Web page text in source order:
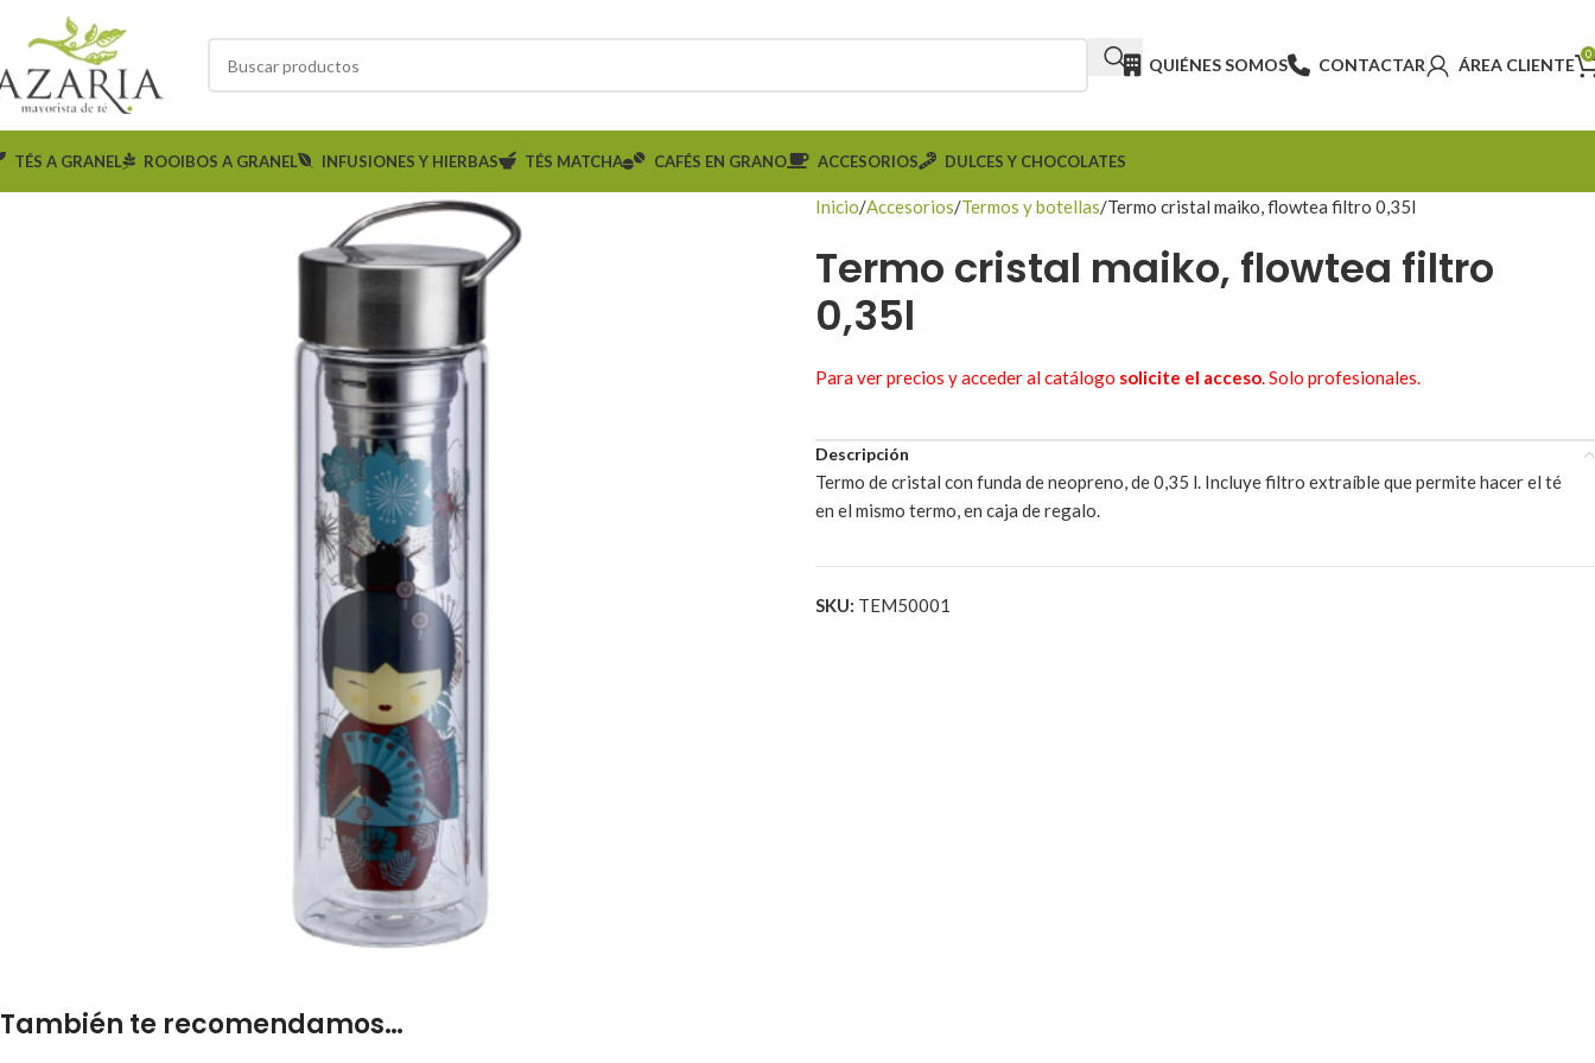
QUIÉNES SOMOS CONTACTAR ÁREA CLIENTE
0
TÉS A GRANEL ROOIBOS A GRANEL INFUSIONES Y HIERBAS TÉS MATCHA CAFÉS EN GRANO ACCESORIOS DULCES Y CHOCOLATES
Inicio Accesorios Termos y botellas Termo cristal maiko, flowtea filtro 0,35l
Termo cristal maiko, flowtea filtro
0,35l
Para ver precios y acceder al catálogo solicite el acceso. Solo profesionales.
Descripción
Termo de cristal con funda de neopreno, de 0,35 l. Incluye filtro extraíble que permite hacer el té
en el mismo termo, en caja de regalo.
SKU: TEM50001
También te recomendamos…